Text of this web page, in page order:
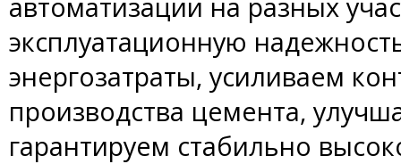
эксплуатационную
энергозатраты, усиливаем
производства цемента,
гарантируем стабильно